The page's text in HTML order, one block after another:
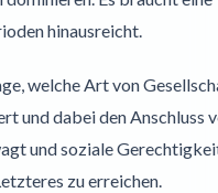
hinausreicht.
welche Art von
und dabei den Anschluss
und soziale
zu erreichen.